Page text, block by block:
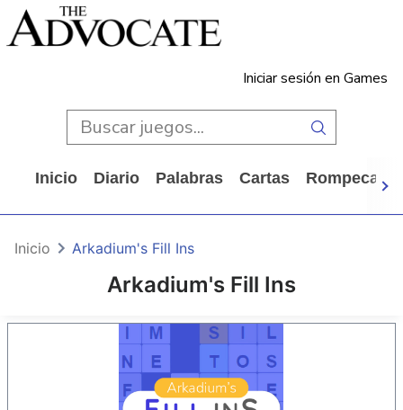
Iniciar sesión en Games
Inicio Diario Palabras Cartas
Arkadium's Fill Ins
Inicio Arkadium's Fill Ins